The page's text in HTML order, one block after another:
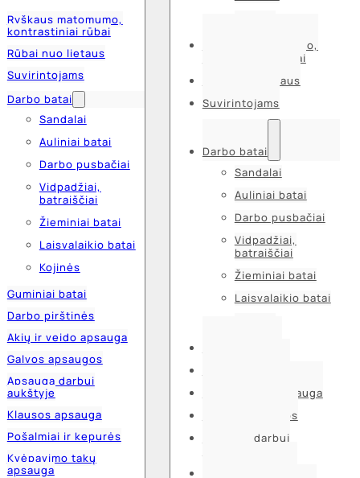
Ryškaus matomumo,
kontrastiniai rūbai
Rūbai nuo lietaus
Suvirintojams
Darbo batai
Sandalai
Auliniai batai
Darbo pusbačiai
Vidpadžiai,
batraiščiai
Žieminiai batai
Laisvalaikio batai
Kojinės
Guminiai batai
Darbo pirštinės
Akių ir veido apsauga
Galvos apsaugos
Apsauga darbui
aukštyje
Klausos apsauga
Pošalmiai ir kepurės
Kvėpavimo takų
apsauga
Ryškaus matomumo,
kontrastiniai rūbai
Rūbai nuo lietaus
Suvirintojams
Darbo batai
Sandalai
Auliniai batai
Darbo pusbačiai
Vidpadžiai,
batraiščiai
Žieminiai batai
Laisvalaikio batai
Akių ir veido apsauga
Galvos apsaugos
Apsauga darbui